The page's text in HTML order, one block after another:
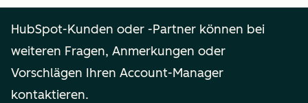
HubSpot-Kunden oder -Partner können bei
weiteren Fragen, Anmerkungen oder
Vorschlägen Ihren Account-Manager
kontaktieren.